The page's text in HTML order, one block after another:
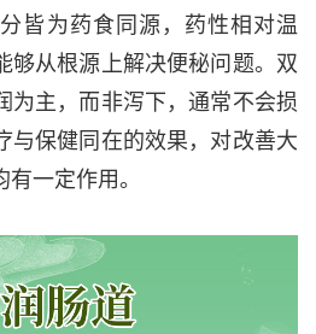
皆为药食同源，药性相对温
从根源上解决便秘问题。 双
为主，而非泻下，通常不会损
与保健同在的效果，对改善大
有一定作用。